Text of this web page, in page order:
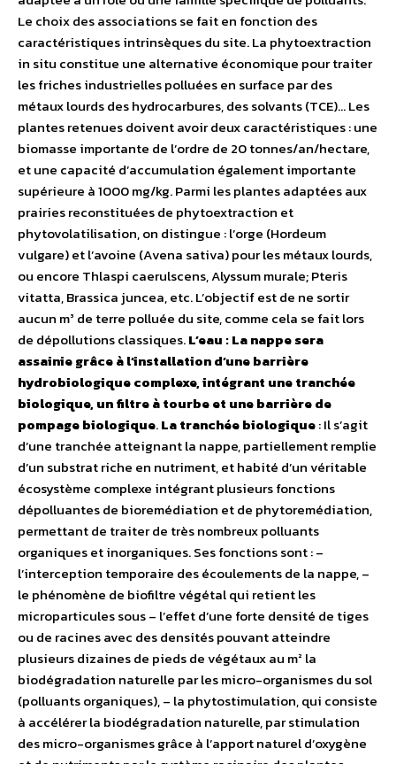
Le choix des associations se fait en fonction des
caractéristiques intrinsèques du site. La phytoextraction
in situ constitue une alternative économique pour traiter
les friches industrielles polluées en surface par des
métaux lourds des hydrocarbures, des solvants (TCE)… Les
plantes retenues doivent avoir deux caractéristiques : une
biomasse importante de l’ordre de 20 tonnes/an/hectare,
et une capacité d’accumulation également importante
supérieure à 1000 mg/kg. Parmi les plantes adaptées aux
prairies reconstituées de phytoextraction et
phytovolatilisation, on distingue : l’orge (Hordeum
vulgare) et l’avoine (Avena sativa) pour les métaux lourds,
ou encore Thlaspi caerulscens, Alyssum murale; Pteris
vitatta, Brassica juncea, etc. L’objectif est de ne sortir
aucun m³ de terre polluée du site, comme cela se fait lors
de dépollutions classiques.L’eau : La nappe sera
assainie grâce à l’installation d’une barrière
hydrobiologique complexe, intégrant une tranchée
biologique, un filtre à tourbe et une barrière de
pompage biologique.La tranchée biologique: Il s’agit
d’une tranchée atteignant la nappe, partiellement remplie
d’un substrat riche en nutriment, et habité d’un véritable
écosystème complexe intégrant plusieurs fonctions
dépolluantes de bioremédiation et de phytoremédiation,
permettant de traiter de très nombreux polluants
organiques et inorganiques. Ses fonctions sont : –
l’interception temporaire des écoulements de la nappe, –
le phénomène de biofiltre végétal qui retient les
microparticules sous – l’effet d’une forte densité de tiges
ou de racines avec des densités pouvant atteindre
plusieurs dizaines de pieds de végétaux au m² la
biodégradation naturelle par les micro-organismes du sol
(polluants organiques), – la phytostimulation, qui consiste
à accélérer la biodégradation naturelle, par stimulation
des micro-organismes grâce à l’apport naturel d’oxygène